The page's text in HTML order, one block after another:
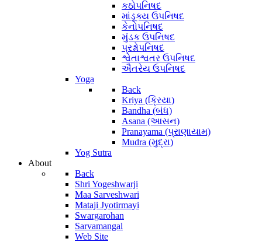
કઠોપનિષદ
માંડૂક્ય ઉપનિષદ
કેનોપનિષદ
મુંડક ઉપનિષદ
પ્રશ્નોપનિષદ
શ્વેતાશ્વતર ઉપનિષદ
ઐતરેય ઉપનિષદ
Yoga
Back
Kriya (ક્રિયા)
Bandha (બંધ)
Asana (આસન)
Pranayama (પ્રાણાયામ)
Mudra (મુદ્રા)
Yog Sutra
About
Back
Shri Yogeshwarji
Maa Sarveshwari
Mataji Jyotirmayi
Swargarohan
Sarvamangal
Web Site